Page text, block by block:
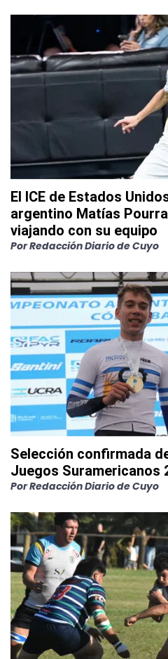
El ICE de Estados
argentino Matías
viajando con su equipo
PorRedacción Diario de Cuyo
Selección confirmada
Juegos Suramericanos
PorRedacción Diario de Cuyo